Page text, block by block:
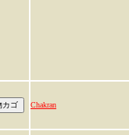
Chakran